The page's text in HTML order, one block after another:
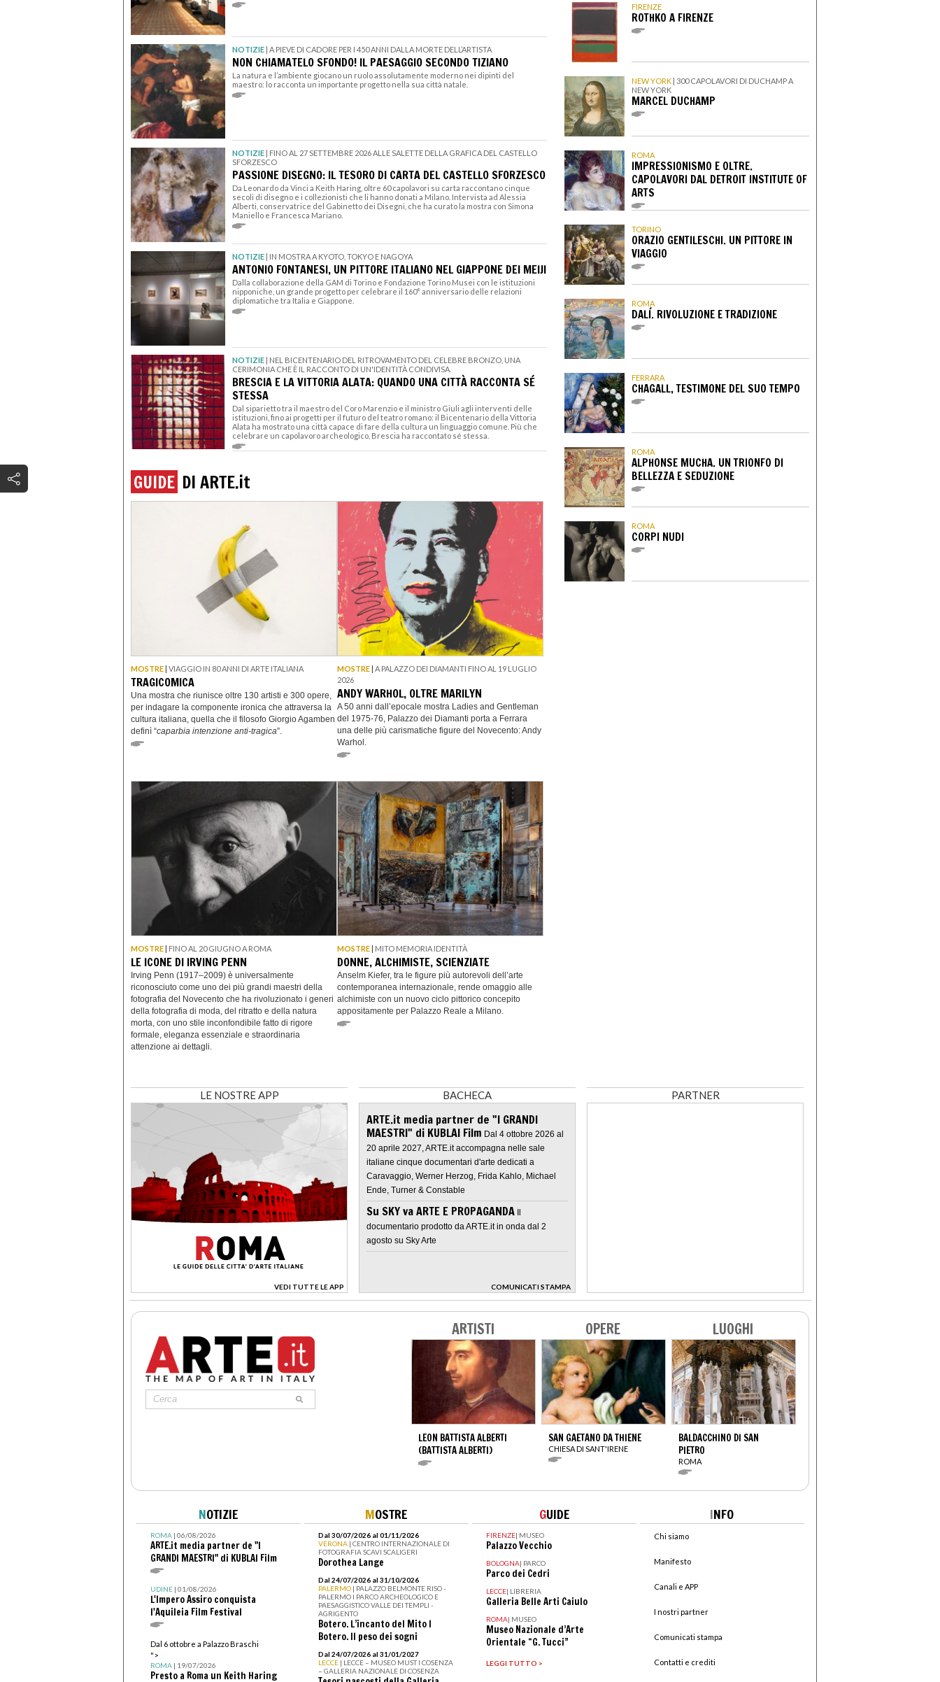
FIRENZE
ROTHKO A FIRENZE
NEW YORK
300 CAPOLAVORI DI DUCHAMP A
NEW YORK
MARCEL DUCHAMP
ROMA
IMPRESSIONISMO E OLTRE.
CAPOLAVORI DAL DETROIT INSTITUTE OF
ARTS
TORINO
ORAZIO GENTILESCHI. UN PITTORE IN
VIAGGIO
ROMA
DALÍ. RIVOLUZIONE E TRADIZIONE
FERRARA
CHAGALL, TESTIMONE DEL SUO TEMPO
ROMA
ALPHONSE MUCHA. UN TRIONFO DI
BELLEZZA E SEDUZIONE
ROMA
CORPI NUDI
NOTIZIE | A PIEVE DI CADORE PER I 450 ANNI DALLA MORTE DELL’ARTISTA
NON CHIAMATELO SFONDO! IL PAESAGGIO SECONDO TIZIANO
La natura e l’ambiente giocano un ruolo assolutamente moderno nei dipinti del
maestro: lo racconta un importante progetto nella sua città natale.
NOTIZIE | FINO AL 27 SETTEMBRE 2026 ALLE SALETTE DELLA GRAFICA DEL CASTELLO
SFORZESCO
PASSIONE DISEGNO: IL TESORO DI CARTA DEL CASTELLO SFORZESCO
Da Leonardo da Vinci a Keith Haring, oltre 60 capolavori su carta raccontano cinque
secoli di disegno e i collezionisti che li hanno donati a Milano. Intervista ad Alessia
Alberti, conservatrice del Gabinetto dei Disegni, che ha curato la mostra con Simona
Maniello e Francesca Mariano.
NOTIZIE | IN MOSTRA A KYOTO, TOKYO E NAGOYA
ANTONIO FONTANESI, UN PITTORE ITALIANO NEL GIAPPONE DEI MEIJI
Dalla collaborazione della GAM di Torino e Fondazione Torino Musei con le istituzioni
nipponiche, un grande progetto per celebrare il 160° anniversario delle relazioni
diplomatiche tra Italia e Giappone.
NOTIZIE | NEL BICENTENARIO DEL RITROVAMENTO DEL CELEBRE BRONZO, UNA
CERIMONIA CHE È IL RACCONTO DI UN'IDENTITÀ CONDIVISA.
BRESCIA E LA VITTORIA ALATA: QUANDO UNA CITTÀ RACCONTA SÉ
STESSA
Dal siparietto tra il maestro del Coro Marenzio e il ministro Giuli agli interventi delle
istituzioni, fino ai progetti per il futuro del teatro romano: il Bicentenario della Vittoria
Alata ha mostrato una città capace di fare della cultura un linguaggio comune. Più che
celebrare un capolavoro archeologico, Brescia ha raccontato sé stessa.
GUIDE DI ARTE.it
MOSTRE VIAGGIO IN 80 ANNI DI ARTE ITALIANA
TRAGICOMICA
Una mostra che riunisce oltre 130 artisti e 300 opere,
per indagare la componente ironica che attraversa la
cultura italiana, quella che il filosofo Giorgio Agamben
definì “caparbia intenzione anti-tragica”.
MOSTRE A PALAZZO DEI DIAMANTI FINO AL 19 LUGLIO
2026
ANDY WARHOL, OLTRE MARILYN
A 50 anni dall’epocale mostra Ladies and Gentleman
del 1975-76, Palazzo dei Diamanti porta a Ferrara
una delle più carismatiche figure del Novecento: Andy
Warhol.
MOSTRE FINO AL 20 GIUGNO A ROMA
LE ICONE DI IRVING PENN
Irving Penn (1917–2009) è universalmente
riconosciuto come uno dei più grandi maestri della
fotografia del Novecento che ha rivoluzionato i generi
della fotografia di moda, del ritratto e della natura
morta, con uno stile inconfondibile fatto di rigore
formale, eleganza essenziale e straordinaria
attenzione ai dettagli.
MOSTRE MITO MEMORIA IDENTITÀ
DONNE, ALCHIMISTE, SCIENZIATE
Anselm Kiefer, tra le figure più autorevoli dell’arte
contemporanea internazionale, rende omaggio alle
alchimiste con un nuovo ciclo pittorico concepito
appositamente per Palazzo Reale a Milano.
LE NOSTRE APP
VEDI TUTTE LE APP
>
BACHECA
ARTE.it media partner de "I GRANDI
MAESTRI" di KUBLAI Film Dal 4 ottobre 2026 al
20 aprile 2027, ARTE.it accompagna nelle sale
italiane cinque documentari d'arte dedicati a
Caravaggio, Werner Herzog, Frida Kahlo, Michael
Ende, Turner & Constable
Su SKY va ARTE E PROPAGANDA Il
documentario prodotto da ARTE.it in onda dal 2
agosto su Sky Arte
COMUNICATI STAMPA
>
PARTNER
ARTISTI
LEON BATTISTA ALBERTI
(BATTISTA ALBERTI)
OPERE
SAN GAETANO DA THIENE
CHIESA DI SANT'IRENE
LUOGHI
BALDACCHINO DI SAN
PIETRO
ROMA
NOTIZIE
ROMA| 06/08/2026
ARTE.it media partner de "I
GRANDI MAESTRI" di KUBLAI Film
UDINE| 01/08/2026
L'Impero Assiro conquista
l'Aquileia Film Festival
Dal 6 ottobre a Palazzo Braschi
">
ROMA| 19/07/2026
Presto a Roma un Keith Haring
MOSTRE
Dal 30/07/2026 al 01/11/2026
VERONA | CENTRO INTERNAZIONALE DI
FOTOGRAFIA SCAVI SCALIGERI
Dorothea Lange
Dal 24/07/2026 al 31/10/2026
PALERMO | PALAZZO BELMONTE RISO -
PALERMO I PARCO ARCHEOLOGICO E
PAESAGGISTICO VALLE DEI TEMPLI -
AGRIGENTO
Botero. L’incanto del Mito I
Botero. Il peso dei sogni
Dal 24/07/2026 al 31/01/2027
LECCE | LECCE – MUSEO MUST I COSENZA
– GALLERIA NAZIONALE DI COSENZA
GUIDE
FIRENZE| MUSEO
Palazzo Vecchio
BOLOGNA| PARCO
Parco dei Cedri
LECCE| LIBRERIA
Galleria Belle Arti Caiulo
ROMA| MUSEO
Museo Nazionale d’Arte
Orientale “G. Tucci”
LEGGI TUTTO >
INFO
Chi siamo
Manifesto
Canali e APP
I nostri partner
Comunicati stampa
Contatti e crediti